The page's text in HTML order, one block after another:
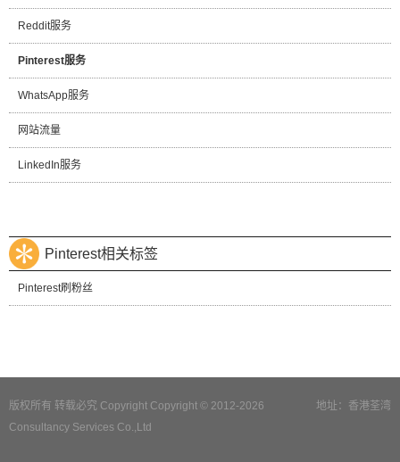
Reddit服务
Pinterest服务
WhatsApp服务
网站流量
LinkedIn服务
Pinterest相关标签
Pinterest刷粉丝
地址：香港荃湾
版权所有 转载必究 Copyright Copyright © 2012-2026
Consultancy Services Co.,Ltd